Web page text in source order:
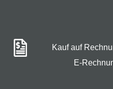
Kauf auf
E-